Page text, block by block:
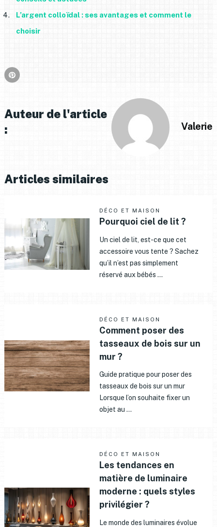
L’argent colloïdal : ses avantages et comment le
choisir
Auteur de l'article
:
Valerie
Articles similaires
DÉCO ET MAISON
Pourquoi ciel de lit ?
Un ciel de lit, est-ce que cet
accessoire vous tente ? Sachez
qu’il n’est pas simplement
réservé aux bébés …
DÉCO ET MAISON
Comment poser des
tasseaux de bois sur un
mur ?
Guide pratique pour poser des
tasseaux de bois sur un mur
Lorsque l’on souhaite fixer un
objet au …
DÉCO ET MAISON
Les tendances en
matière de luminaire
moderne : quels styles
privilégier ?
Le monde des luminaires évolue